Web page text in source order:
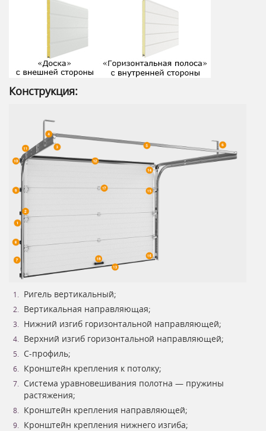
Конструкция:
Ригель вертикальный;
Вертикальная направляющая;
Нижний изгиб горизонтальной направляющей;
Верхний изгиб горизонтальной направляющей;
С-профиль;
Кронштейн крепления к потолку;
Система уравновешивания полотна — пружины
растяжения;
Кронштейн крепления направляющей;
Кронштейн крепления нижнего изгиба;